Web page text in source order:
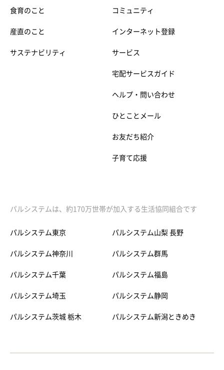
食育のこと
産直のこと
サステナビリティ
コミュニティ
インターネット登録
サービス
宅配サービスガイド
ヘルプ・問い合わせ
ひとことメール
お友だち紹介
子育て応援
パルシステムは、約170万世帯が加入する生活協同組合です
パルシステム東京
パルシステム神奈川
パルシステム千葉
パルシステム埼玉
パルシステム茨城 栃木
パルシステム山梨 長野
パルシステム群馬
パルシステム福島
パルシステム静岡
パルシステム新潟ときめき